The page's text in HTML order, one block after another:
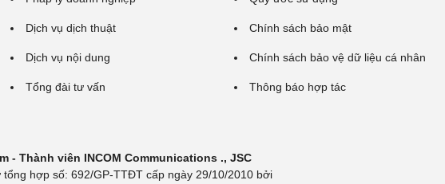
Dịch vụ dịch thuật
Dịch vụ nội dung
Tổng đài tư vấn
Chính sách bảo mật
Chính sách bảo vệ dữ liệu cá nhân
Thông báo hợp tác
- Thành viên INCOM Communications ., JSC
hợp số: 692/GP-TTĐT cấp ngày 29/10/2010 bởi